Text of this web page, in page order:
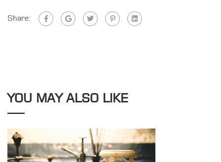
Share:
YOU MAY ALSO LIKE